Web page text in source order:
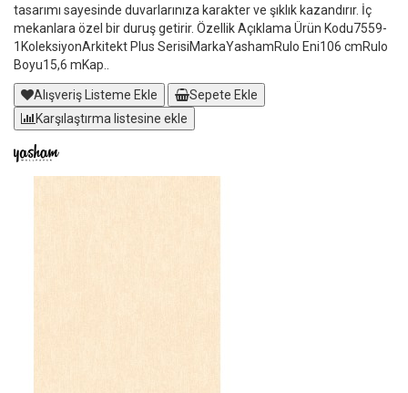
tasarımı sayesinde duvarlarınıza karakter ve şıklık kazandırır. İç
mekanlara özel bir duruş getirir. Özellik Açıklama Ürün Kodu7559-
1KoleksiyonArkitekt Plus SerisiMarkaYashamRulo Eni106 cmRulo
Boyu15,6 mKap..
Alışveriş Listeme Ekle
Sepete Ekle
Karşılaştırma listesine ekle